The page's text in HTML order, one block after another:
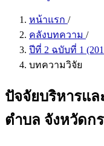
หน้าแรก /
คลังบทความ /
ปีที่ 2 ฉบับที่ 1
บทความวิจัย
ปัจจัยบริหารแ
ตำบล จังหวัดก